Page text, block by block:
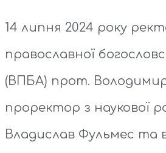
14 липня 2024 року
православної
(ВПБА) прот. Володимир
проректор з наукової
Владислав Фульмес та